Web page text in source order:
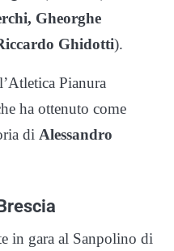
Gheorghe
Ghidotti).
Pianura
ha ottenuto come
di Alessandro
in gara al Sanpolino di